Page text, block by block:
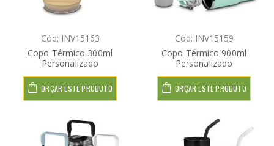
Cód: INV15163
Copo Térmico 300ml
Personalizado
ORÇAR ESTE PRODUTO
Cód: INV15159
Copo Térmico 900ml
Personalizado
ORÇAR ESTE PRODUTO